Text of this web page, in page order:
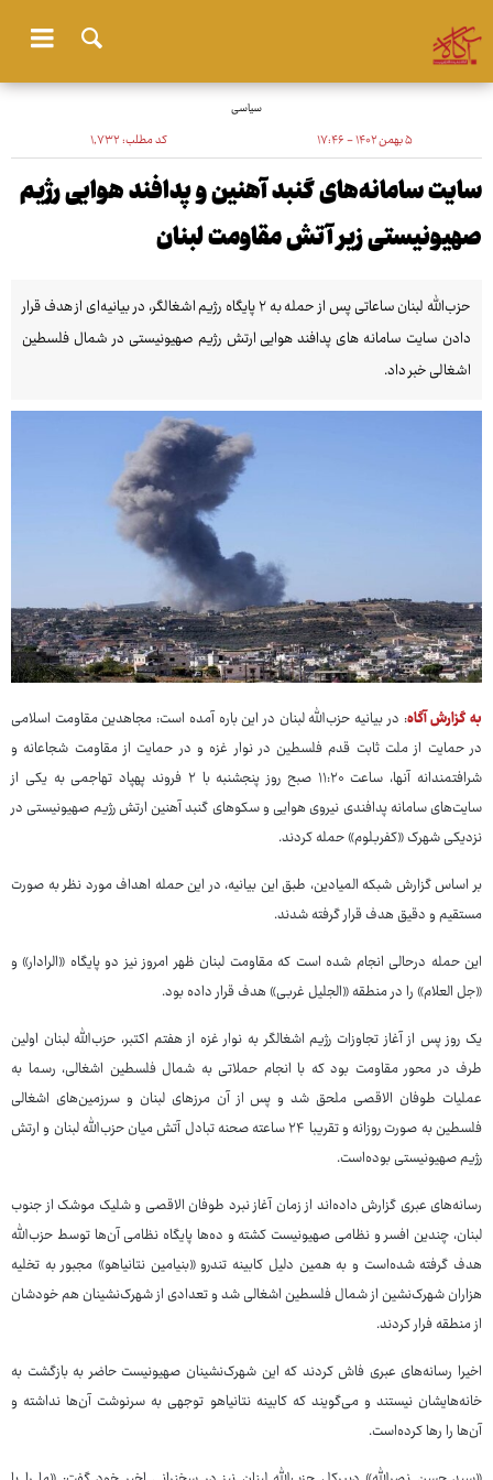
سیاسی
۵ بهمن ۱۴۰۲ - ۱۷:۴۶ کد مطلب:۱٬۷۳۲
سایت سامانه‌های گنبد آهنین و پدافند هوایی رژیم
صهیونیستی زیر آتش مقاومت لبنان
حزب‌الله لبنان ساعاتی پس از حمله به ۲ پایگاه رژیم اشغالگر، در بیانیه‌ای از هدف قرار
دادن سایت سامانه های پدافند هوایی ارتش رژیم صهیونیستی در شمال فلسطین
اشغالی خبر داد.
به گزارش آگاه: در بیانیه حزب‌الله لبنان در این باره آمده است: مجاهدین مقاومت اسلامی
در حمایت از ملت ثابت قدم فلسطین در نوار غزه و در حمایت از مقاومت شجاعانه و
شرافتمندانه آنها، ساعت ۱۱:۲۰ صبح روز پنجشنبه با ۲ فروند پهپاد تهاجمی به یکی از
سایت‌های سامانه پدافندی نیروی هوایی و سکوهای گنبد آهنین ارتش رژیم صهیونیستی در
نزدیکی شهرک «کفربلوم» حمله کردند.
بر اساس گزارش شبکه المیادین، طبق این بیانیه، در این حمله اهداف مورد نظر به صورت
مستقیم و دقیق هدف قرار گرفته شدند.
این حمله درحالی انجام شده است که مقاومت لبنان ظهر امروز نیز دو پایگاه «الرادار» و
«جل العلام» را در منطقه «الجلیل غربی» هدف قرار داده بود.
یک روز پس از آغاز تجاوزات رژیم اشغالگر به نوار غزه از هفتم اکتبر، حزب‌الله لبنان اولین
طرف در محور مقاومت بود که با انجام حملاتی به شمال فلسطین اشغالی، رسما به
عملیات طوفان الاقصی ملحق شد و پس از آن مرزهای لبنان و سرزمین‌های اشغالی
فلسطین به صورت روزانه و تقریبا ۲۴ ساعته صحنه تبادل آتش میان حزب‌الله لبنان و ارتش
رژیم صهیونیستی بوده‌است.
رسانه‌های عبری گزارش داده‌اند از زمان آغاز نبرد طوفان‌ الاقصی و شلیک موشک از جنوب
لبنان، چندین افسر و نظامی صهیونیست کشته و ده‌ها پایگاه نظامی آن‌ها توسط حزب‌الله
هدف گرفته شده‌است و به همین دلیل کابینه تندرو «بنیامین نتانیاهو» مجبور به تخلیه
هزاران شهرک‌نشین از شمال فلسطین اشغالی شد و تعدادی از شهرک‌نشینان هم خودشان
از منطقه فرار کردند.
اخیرا رسانه‌های عبری فاش کردند که این شهرک‌نشینان صهیونیست حاضر به بازگشت به
خانه‌هایشان نیستند و می‌گویند که کابینه نتانیاهو توجهی به سرنوشت آن‌ها نداشته و
آن‌ها را رها کرده‌است.